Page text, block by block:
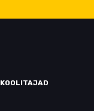
KOOLITAJAD